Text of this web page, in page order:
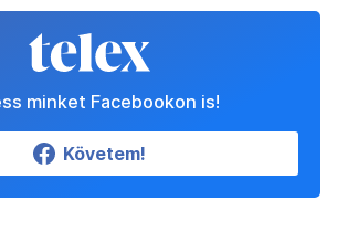
minket Facebookon is!
Követem!